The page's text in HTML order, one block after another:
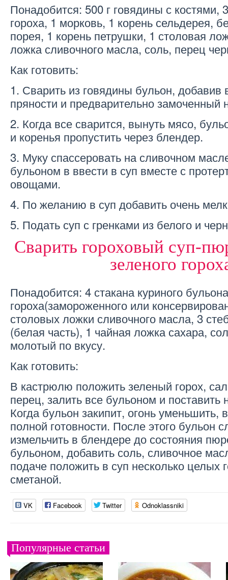
Понадобится: 500 г говядины с костями,
гороха, 1 морковь, 1 корень сельдерея,
порея, 1 корень петрушки, 1 столовая
ложка сливочного масла, соль, перец
Как готовить:
1. Сварить из говядины бульон, добавив
пряности и предварительно замоченный
2. Когда все сварится, вынуть мясо,
и коренья пропустить через блендер.
3. Муку спассеровать на сливочном
бульоном в ввести в суп вместе с
овощами.
4. По желанию в суп добавить очень
5. Подать суп с гренками из белого и
Сварить гороховый суп-
зеленого
Понадобится: 4 стакана куриного
гороха(замороженного или
столовых ложки сливочного масла, 3
(белая часть), 1 чайная ложка сахара,
молотый по вкусу.
Как готовить:
В кастрюлю положить зеленый горох,
перец, залить все бульоном и поставить
Когда бульон закипит, огонь уменьшить,
полной готовности. После этого бульон
измельчить в блендере до состояния
бульоном, добавить соль, сливочное
подаче положить в суп несколько целых
сметаной.
VK Facebook Twitter Odnoklassniki
Популярные статьи